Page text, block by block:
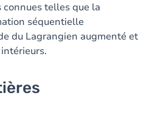
telles que la
séquentielle
du Lagrangien augmenté et